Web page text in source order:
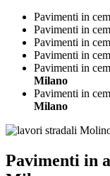
Pavimenti in
Pavimenti in
Pavimenti in
Pavimenti in
Pavimenti in
Milano
Pavimenti in
Milano
Pavimenti in